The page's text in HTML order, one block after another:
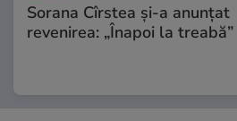
Sorana Cîrstea și-a anunțat
revenirea: „Înapoi la treabă”